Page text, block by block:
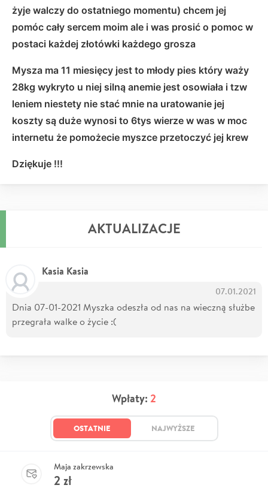
żyje walczy do ostatniego momentu) chcem jej
pomóc cały sercem moim ale i was prosić o pomoc w
postaci każdej złotówki każdego grosza
Mysza ma 11 miesięcy jest to młody pies który waży
28kg wykryto u niej silną anemie jest osowiała i tzw
leniem niestety nie stać mnie na uratowanie jej
koszty są duże wynosi to 6tys wierze w was w moc
internetu że pomożecie myszce przetoczyć jej krew
Dziękuje !!!
AKTUALIZACJE
Kasia Kasia
07.01.2021
Dnia 07-01-2021 Myszka odeszła od nas na wieczną służbe
przegrała walke o życie :(
Wpłaty: 2
OSTATNIE NAJWYŻSZE
Maja zakrzewska
2 zł